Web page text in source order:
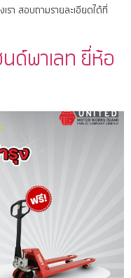
รา สอบถามรายละเอียดได้ที่
นด์พาเลท ยี่ห้อ